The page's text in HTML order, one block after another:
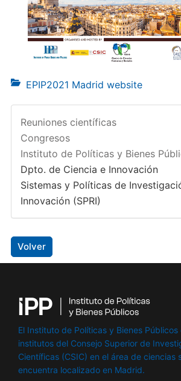
EPIP2021 Madrid website
Reuniones científicas
Congresos
Instituto de Políticas y Bienes
Dpto. de Ciencia e Innovación
Sistemas y Políticas de
Innovación (SPRI)
Volver
El Instituto de Políticas y Bienes Públicos
institutos del Consejo Superior de
Científicas (CSIC) en el área de ciencias
encuentra localizado en Madrid.